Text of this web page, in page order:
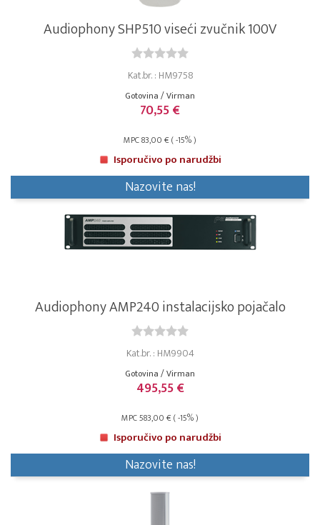
Audiophony SHP510 viseći zvučnik 100V
Kat.br. : HM9758
Gotovina / Virman
70,55 €
MPC 83,00 € ( -15% )
Isporučivo po narudžbi
Nazovite nas!
Audiophony AMP240 instalacijsko pojačalo
Kat.br. : HM9904
Gotovina / Virman
495,55 €
MPC 583,00 € ( -15% )
Isporučivo po narudžbi
Nazovite nas!